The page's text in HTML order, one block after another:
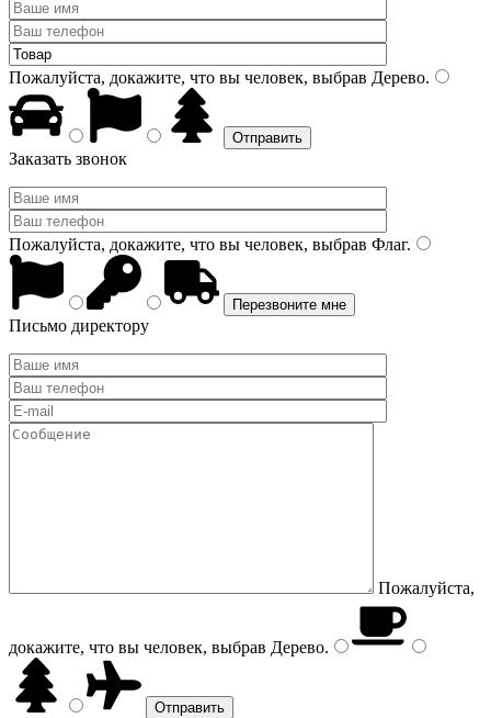
Пожалуйста, докажите, что вы человек, выбрав Дерево.
Заказать звонок
Пожалуйста, докажите, что вы человек, выбрав Флаг.
Письмо директору
Пожалуйста,
докажите, что вы человек, выбрав Дерево.